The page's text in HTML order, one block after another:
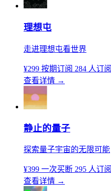
理想屯
走进理想屯看世界
¥299 按期订阅 284 人订阅
查看详情 →
静止的量子
探索量子宇宙的无限可能
¥399 一次买断 295 人订阅
查看详情 →